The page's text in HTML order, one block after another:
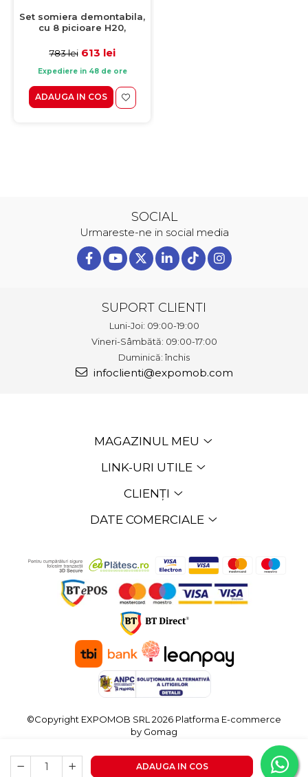
ADAUGA IN COS
Set somiera demontabila,
cu 8 picioare H20,
783 lei 613 lei
Expediere in 48 de ore
ADAUGA IN COS
SOCIAL
Urmareste-ne in social media
SUPORT CLIENTI
Luni-Joi: 09:00-19:00
Vineri-Sâmbătă: 09:00-17:00
Duminică: închis
infoclienti@expomob.com
MAGAZINUL MEU
LINK-URI UTILE
CLIENȚI
DATE COMERCIALE
©Copyright EXPOMOB SRL 2026 Platforma E-commerce
by Gomag